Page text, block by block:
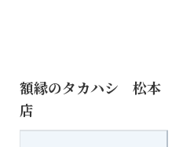
額縁のタカハシ 松本
店